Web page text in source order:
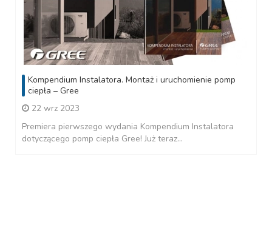
Kompendium Instalatora. Montaż i uruchomienie pomp
ciepła – Gree
22 wrz 2023
Premiera pierwszego wydania Kompendium Instalatora
dotyczącego pomp ciepła Gree! Już teraz...